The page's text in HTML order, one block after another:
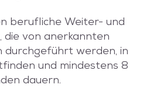
berufliche Weiter- und
die von anerkannten
durchgeführt werden, in
und mindestens 8
dauern.